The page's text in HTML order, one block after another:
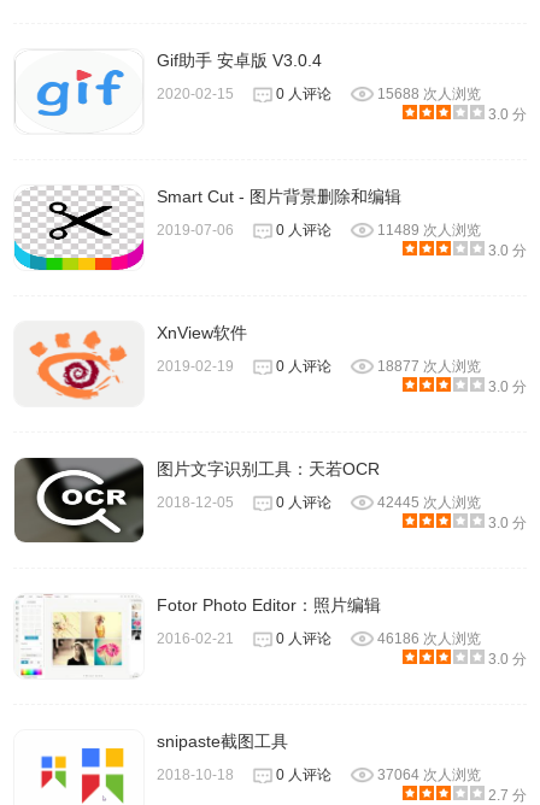
款色彩预设，并且这些预设后期可调整的范围非常大，甚至
可以将选择某种预设色彩修改的面目全非、再将调整出来的
色彩自定义为全新的预设，显然要比VSCO那种预设好的滤
Gif助手 安卓版 V3.0.4
2020-02-15 0 人评论
15688 次人浏览
3.0 分
Smart Cut - 图片背景删除和编辑
2019-07-06 0 人评论
11489 次人浏览
3.0 分
XnView软件
2019-02-19 0 人评论
18877 次人浏览
3.0 分
图片文字识别工具：天若OCR
2018-12-05 0 人评论
42445 次人浏览
3.0 分
Fotor Photo Editor：照片编辑
2016-02-21 0 人评论
46186 次人浏览
3.0 分
snipaste截图工具
2018-10-18 0 人评论
37064 次人浏览
2.7 分